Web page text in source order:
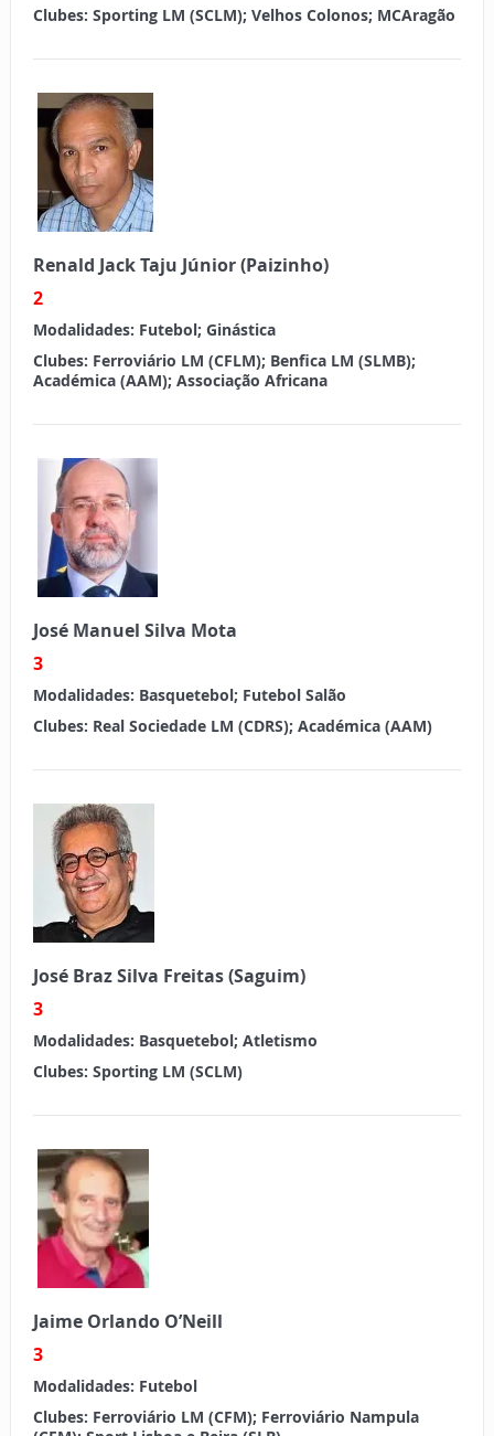
Clubes: Sporting LM (SCLM); Velhos Colonos; MCAragão
Renald Jack Taju Júnior (Paizinho)
2
Modalidades: Futebol; Ginástica
Clubes: Ferroviário LM (CFLM); Benfica LM (SLMB);
Académica (AAM); Associação Africana
José Manuel Silva Mota
3
Modalidades: Basquetebol; Futebol Salão
Clubes: Real Sociedade LM (CDRS); Académica (AAM)
José Braz Silva Freitas (Saguim)
3
Modalidades: Basquetebol; Atletismo
Clubes: Sporting LM (SCLM)
Jaime Orlando O’Neill
3
Modalidades: Futebol
Clubes: Ferroviário LM (CFM); Ferroviário Nampula